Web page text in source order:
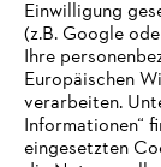
Support
Einwilligung
(z.B. Google
Ihre
Europäischen
verarbeiten.
Informationen“
eingesetzten